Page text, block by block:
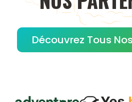
Découvrez Tous